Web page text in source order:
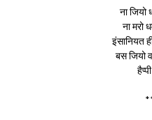
ना जियो
ना मरो
इंसानियत
बस जियो